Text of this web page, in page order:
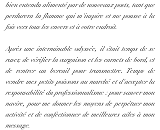
bien entendu alimenté par de nouveaux posts, tant que
perdurera la flamme qui m'inspire et me pousse à la
fois vers tous les envers et à votre endroit.
Après une interminable odyssée, il était temps de se
raser, de vérifier la cargaison et les carnets de bord, et
de rentrer au bercail pour transmettre. Temps de
vendre mes petits poissons au marché et d'accepter la
responsabilité du professionnalisme : pour sauver mon
navire, pour me donner les moyens de perpétuer mon
activité et de confectionner de meilleures ailes à mon
message.